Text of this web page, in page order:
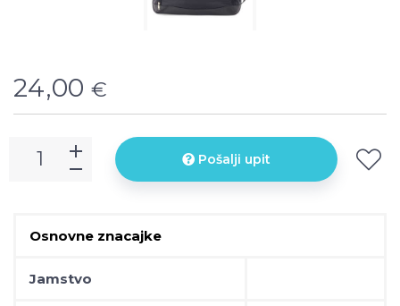
24,00 €
Osnovne znacajke
Jamstvo
Pošalji upit